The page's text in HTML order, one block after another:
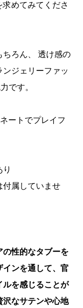
めてみてくださ
ちろん、 透け感の
ジェリーファッ
です。
ートでプレイフ
属していませ
の性的なタブーを
インを通して、官
ルを感じることが
沢なサテンや心地